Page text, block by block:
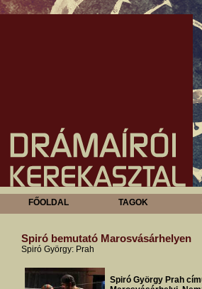
FŐOLDAL TAGOK
Spiró bemutató Marosvásárhelyen
Spiró György: Prah
Spiró György Prah